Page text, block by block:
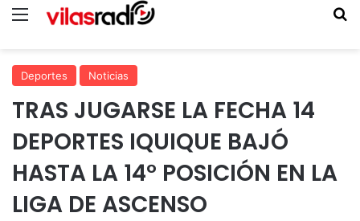
Menú
Deportes Noticias
TRAS JUGARSE LA FECHA 14
DEPORTES IQUIQUE BAJÓ
HASTA LA 14° POSICIÓN EN LA
LIGA DE ASCENSO